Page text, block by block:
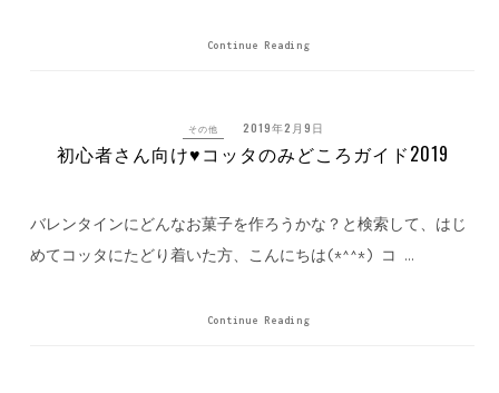
Continue Reading
その他 2019年2月9日
初心者さん向け♥コッタのみどころガイド2019
バレンタインにどんなお菓子を作ろうかな？と検索して、はじ
めてコッタにたどり着いた方、こんにちは(*^^*) コ …
Continue Reading